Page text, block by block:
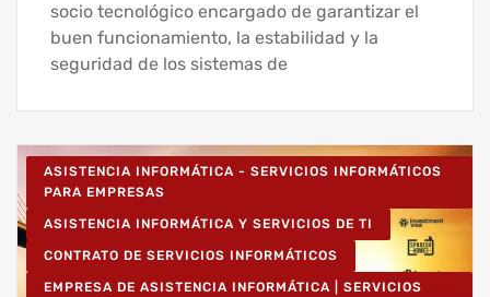
socio tecnológico encargado de garantizar el
buen funcionamiento, la estabilidad y la
seguridad de los sistemas de
ASISTENCIA INFORMÁTICA - SERVICIOS INFORMÁTICOS
PARA EMPRESAS
ASISTENCIA INFORMÁTICA Y SERVICIOS DE TI
CONTRATO DE SERVICIOS INFORMÁTICOS
EMPRESA DE ASISTENCIA INFORMÁTICA | SERVICIOS